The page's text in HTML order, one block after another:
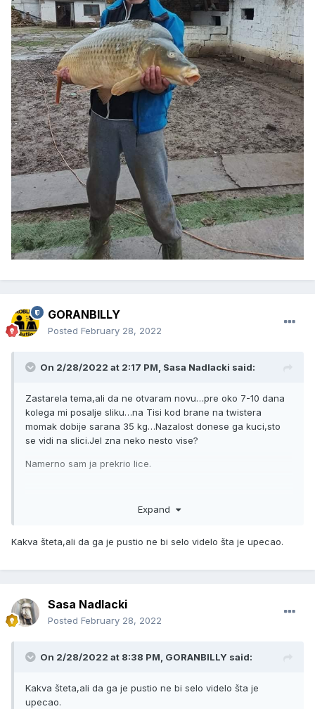
GORANBILLY
Posted February 28, 2022
On 2/28/2022 at 2:17 PM, Sasa Nadlacki said:
Zastarela tema,ali da ne otvaram novu…pre oko 7-10 dana
kolega mi posalje sliku…na Tisi kod brane na twistera
momak dobije sarana 35 kg…Nazalost donese ga kuci,sto
se vidi na slici.Jel zna neko nesto vise?
Namerno sam ja prekrio lice.
Expand
Kakva šteta,ali da ga je pustio ne bi selo videlo šta je upecao.
Sasa Nadlacki
Posted February 28, 2022
On 2/28/2022 at 8:38 PM, GORANBILLY said:
Kakva šteta,ali da ga je pustio ne bi selo videlo šta je
upecao.